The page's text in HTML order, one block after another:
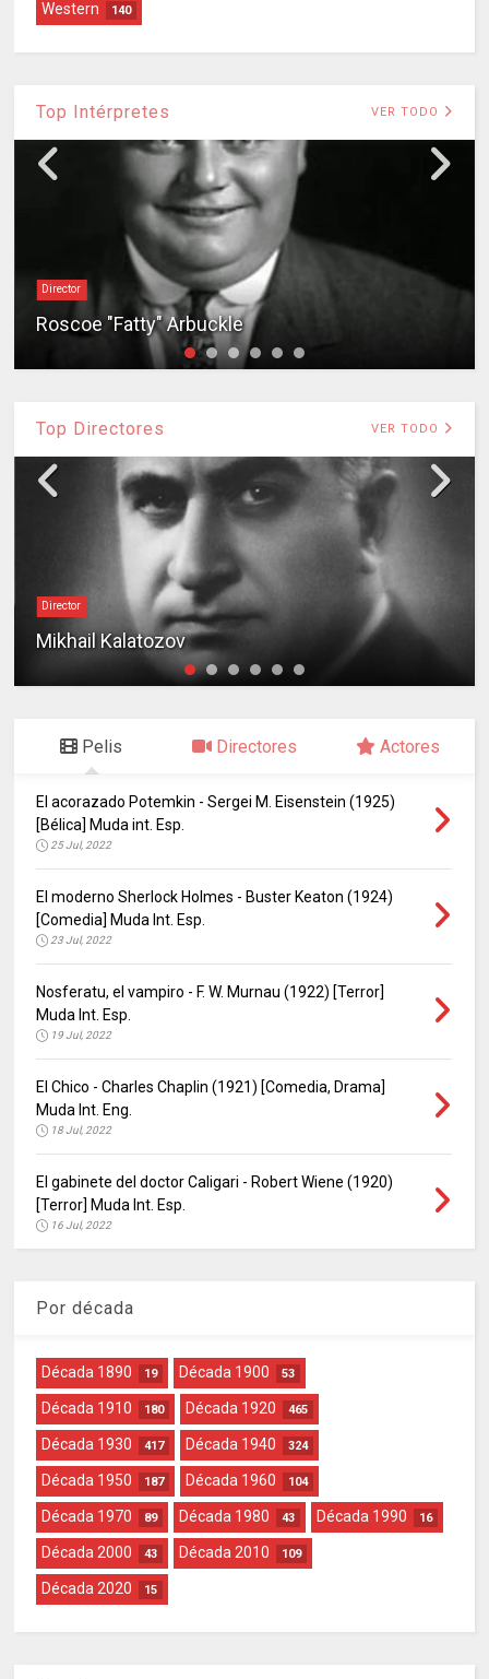
Western 140
Top Intérpretes VER TODO
Director
Roscoe "Fatty" Arbuckle
Top Directores VER TODO
Director
Mikhail Kalatozov
Pelis Directores Actores
El acorazado Potemkin - Sergei M. Eisenstein (1925)
[Bélica] Muda int. Esp.
25 Jul, 2022
El moderno Sherlock Holmes - Buster Keaton (1924)
[Comedia] Muda Int. Esp.
23 Jul, 2022
Nosferatu, el vampiro - F. W. Murnau (1922) [Terror]
Muda Int. Esp.
19 Jul, 2022
El Chico - Charles Chaplin (1921) [Comedia, Drama]
Muda Int. Eng.
18 Jul, 2022
El gabinete del doctor Caligari - Robert Wiene (1920)
[Terror] Muda Int. Esp.
16 Jul, 2022
Por década
Década 1890 19 Década 1900 53
Década 1910 180 Década 1920 465
Década 1930 417 Década 1940 324
Década 1950 187 Década 1960 104
Década 1970 89 Década 1980 43 Década 1990 16
Década 2000 43 Década 2010 109
Década 2020 15